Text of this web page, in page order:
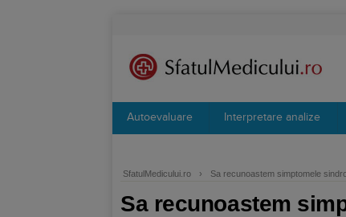
Autoevaluare Interpretare analize
SfatulMedicului.ro › Sa recunoastem simptomele
Sa recunoastem